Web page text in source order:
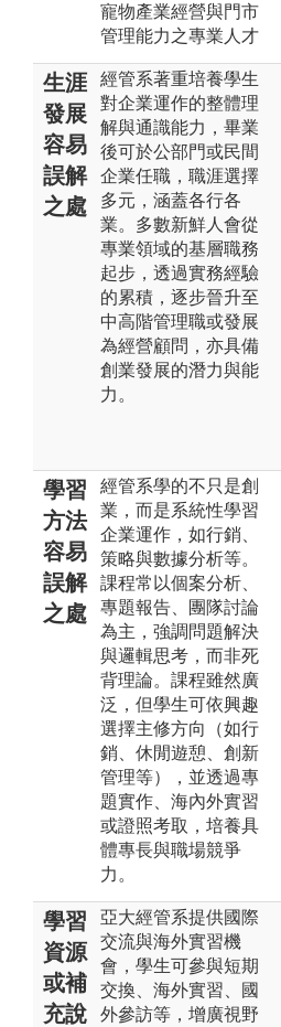
寵物產業經營與門市
管理能力之專業人才
生涯
發展
容易
誤解
之處
經管系著重培養學生
對企業運作的整體理
解與通識能力，畢業
後可於公部門或民間
企業任職，職涯選擇
多元，涵蓋各行各
業。多數新鮮人會從
專業領域的基層職務
起步，透過實務經驗
的累積，逐步晉升至
中高階管理職或發展
為經營顧問，亦具備
創業發展的潛力與能
力。
學習
方法
容易
誤解
之處
經管系學的不只是創
業，而是系統性學習
企業運作，如行銷、
策略與數據分析等。
課程常以個案分析、
專題報告、團隊討論
為主，強調問題解決
與邏輯思考，而非死
背理論。課程雖然廣
泛，但學生可依興趣
選擇主修方向（如行
銷、休閒遊憩、創新
管理等），並透過專
題實作、海內外實習
或證照考取，培養具
體專長與職場競爭
力。
學習
資源
或補
充說
亞大經管系提供國際
交流與海外實習機
會，學生可參與短期
交換、海外實習、國
外參訪等，增廣視野